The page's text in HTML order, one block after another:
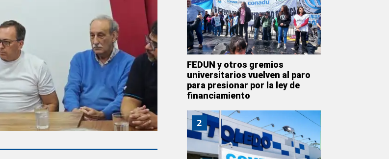
FEDUN y otros gremios
universitarios vuelven al paro
para presionar por la ley de
financiamiento
2